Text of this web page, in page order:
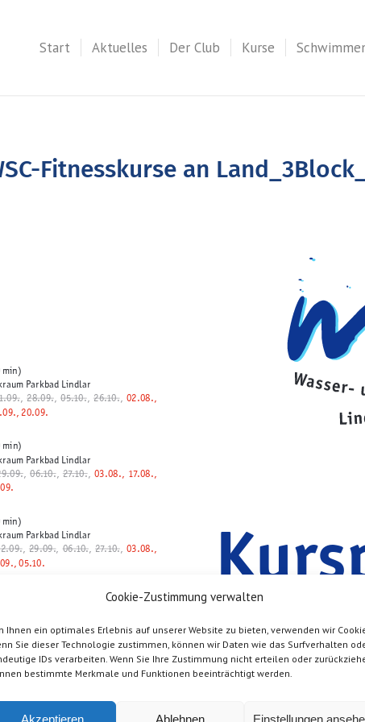
Cookie-Zustimmung verwalten
Ihnen ein optimales Erlebnis auf unserer Website zu bieten, verwenden wir
Sie dieser Technologie zustimmen, können wir Daten wie das Surfverhalten
IDs verarbeiten. Wenn Sie Ihre Zustimmung nicht erteilen oder
bestimmte Merkmale und Funktionen beeinträchtigt werden.
Akzeptieren Ablehnen Einstellungen
Start Aktuelles Der Club Kurse
Fitnesskurse an
Parkbad Lindlar
, 28.09. , 05.10. , 26.10. , 02.08.,
20.09.
min)
Parkbad Lindlar
, 06.10. , 2 7.1 0 . , 03.08., 17.08.,
Parkbad Lindlar
, 29.09. , 06.10. , 2 7.1 0 . , 03.08.,
05.10.
Parkbad Lindlar
05.10.
min)
Parkbad Lindlar
16.09.